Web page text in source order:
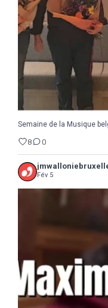
Semaine de la Musique
8 0
Fév 5
Il ne reste